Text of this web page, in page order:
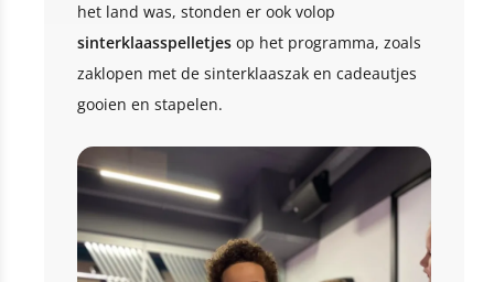
het land was, stonden er ook volop
sinterklaasspelletjes op het programma, zoals
zaklopen met de sinterklaaszak en cadeautjes
gooien en stapelen.